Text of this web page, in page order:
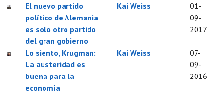
El nuevo partido
político de Alemania
es solo otro partido
del gran gobierno
Kai Weiss
01-
09-
2017
Lo siento, Krugman:
La austeridad es
buena para la
economía
Kai Weiss
07-
09-
2016